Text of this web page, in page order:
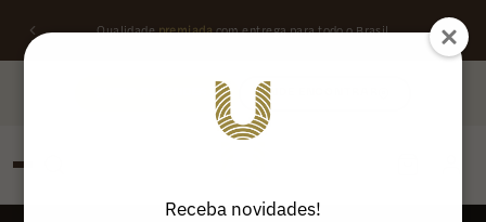
Qualidadepremiadacom entrega para todo o Brasil
ONDE ENCONTRAR
Receba novidades!